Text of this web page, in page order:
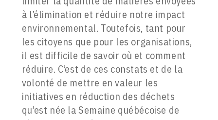
à l’élimination et réduire notre impact
environnemental. Toutefois, tant pour
les citoyens que pour les organisations,
il est difficile de savoir où et comment
réduire. C’est de ces constats et de la
volonté de mettre en valeur les
initiatives en réduction des déchets
qu’est née la Semaine québécoise de